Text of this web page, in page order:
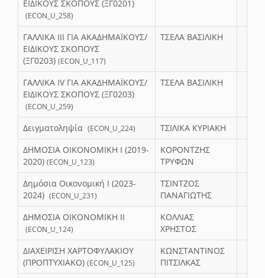
ΕΙΔΙΚΟΥΣ ΣΚΟΠΟΥΣ (ΞΓ0201)
(ECON_U_258)
ΓΑΛΛΙΚΑ ΙII ΓΙΑ ΑΚΑΔΗΜΑΪΚΟΥΣ/
ΕΙΔΙΚΟΥΣ ΣΚΟΠΟΥΣ
(ΞΓ0203) (ECON_U_117)
ΤΣΕΛΑ ΒΑΣΙΛΙΚΗ
ΓΑΛΛΙΚΑ ΙV ΓΙΑ ΑΚΑΔΗΜΑΪΚΟΥΣ/
ΕΙΔΙΚΟΥΣ ΣΚΟΠΟΥΣ (ΞΓ0203)
(ECON_U_259)
ΤΣΕΛΑ ΒΑΣΙΛΙΚΗ
Δειγματοληψία (ECON_U_224)
ΤΣΙΛΙΚΑ ΚΥΡΙΑΚΗ
ΔΗΜΟΣΙΑ ΟΙΚΟΝΟΜΙΚΗ Ι (2019-
2020) (ECON_U_123)
ΚΟΡΟΝΤΖΗΣ
ΤΡΥΦΩΝ
Δημόσια Οικονομική Ι (2023-
2024) (ECON_U_231)
ΤΣΙΝΤΖΟΣ
ΠΑΝΑΓΙΩΤΗΣ
ΔΗΜΟΣΙΑ ΟΙΚΟΝΟΜΙΚΗ ΙΙ
(ECON_U_124)
ΚΟΛΛΙΑΣ
ΧΡΗΣΤΟΣ
ΔΙΑΧΕΙΡΙΣΗ ΧΑΡΤΟΦΥΛΑΚΙΟΥ
(ΠΡΟΠΤΥΧΙΑΚΟ) (ECON_U_125)
ΚΩΝΣΤΑΝΤΙΝΟΣ
ΠΙΤΣΙΛΚΑΣ